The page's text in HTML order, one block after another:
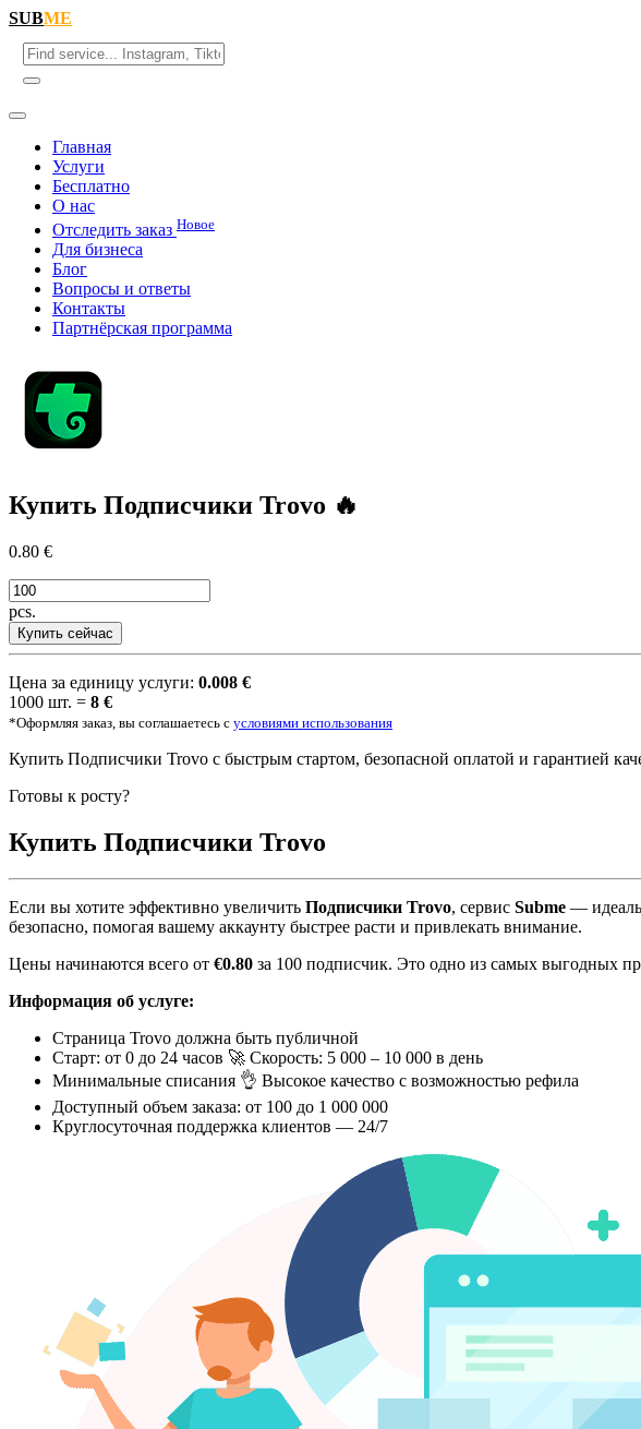
SUBME
Главная
Услуги
Бесплатно
О нас
Отследить заказ Новое
Для бизнеса
Блог
Вопросы и ответы
Контакты
Партнёрская программа
Купить Подписчики Trovo 🔥
0.80 €
pcs.
Купить сейчас
Цена за единицу услуги: 0.008 €
1000 шт. = 8 €
*Оформляя заказ, вы соглашаетесь с условиями использования
Купить Подписчики Trovo с быстрым стартом, безопасной оплатой и гарантией
Готовы к росту?
Купить Подписчики Trovo
Если вы хотите эффективно увеличить Подписчики Trovo, сервис Subme —
безопасно, помогая вашему аккаунту быстрее расти и привлекать внимание.
Цены начинаются всего от €0.80 за 100 подписчик. Это одно из самых выгодных
Информация об услуге:
Страница Trovo должна быть публичной
Старт: от 0 до 24 часов 🚀 Скорость: 5 000 – 10 000 в день
Минимальные списания 👌 Высокое качество с возможностью рефила
Доступный объем заказа: от 100 до 1 000 000
Круглосуточная поддержка клиентов — 24/7